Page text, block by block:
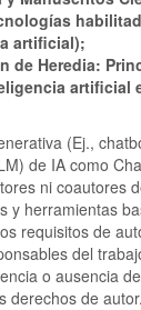
artificial);
de Heredia:
artificial
(Ej.,
de IA como
ni coautores
y herramientas
requisitos de
del
o ausencia
derechos de autor.